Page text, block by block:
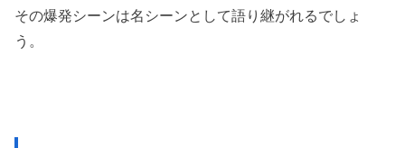
その爆発シーンは名シーンとして語り継がれるでしょ
う。